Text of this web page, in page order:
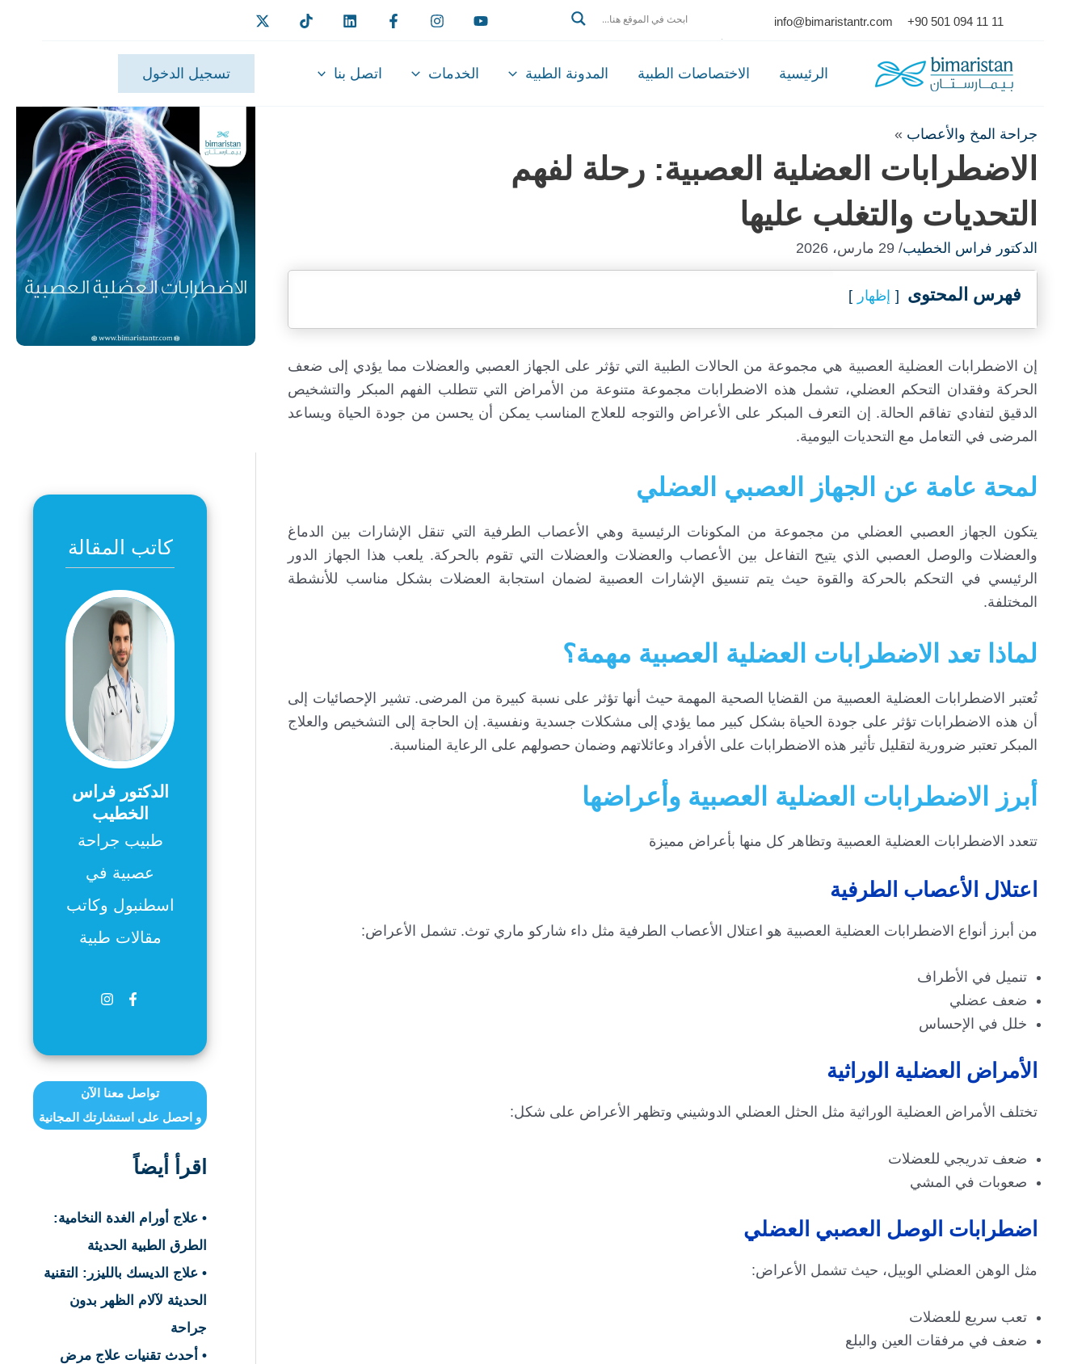
info@bimaristantr.com +90 501 094 11 11
الرئيسية الاختصاصات الطبية المدونة الطبية الخدمات اتصل بنا تسجيل الدخول
جراحة المخ والأعصاب »
الاضطرابات العضلية العصبية: رحلة لفهم
التحديات والتغلب عليها
الدكتور فراس الخطيب/ 29 مارس، 2026
فهرس المحتوى إظهار
إن الاضطرابات العضلية العصبية هي مجموعة من الحالات الطبية التي تؤثر على الجهاز العصبي والعضلات مما يؤدي إلى ضعف
الحركة وفقدان التحكم العضلي، تشمل هذه الاضطرابات مجموعة متنوعة من الأمراض التي تتطلب الفهم المبكر والتشخيص
الدقيق لتفادي تفاقم الحالة. إن التعرف المبكر على الأعراض والتوجه للعلاج المناسب يمكن أن يحسن من جودة الحياة ويساعد
المرضى في التعامل مع التحديات اليومية.
لمحة عامة عن الجهاز العصبي العضلي
يتكون الجهاز العصبي العضلي من مجموعة من المكونات الرئيسية وهي الأعصاب الطرفية التي تنقل الإشارات بين الدماغ
والعضلات والوصل العصبي الذي يتيح التفاعل بين الأعصاب والعضلات والعضلات التي تقوم بالحركة. يلعب هذا الجهاز الدور
الرئيسي في التحكم بالحركة والقوة حيث يتم تنسيق الإشارات العصبية لضمان استجابة العضلات بشكل مناسب للأنشطة
المختلفة.
لماذا تعد الاضطرابات العضلية العصبية مهمة؟
تُعتبر الاضطرابات العضلية العصبية من القضايا الصحية المهمة حيث أنها تؤثر على نسبة كبيرة من المرضى. تشير الإحصائيات إلى
أن هذه الاضطرابات تؤثر على جودة الحياة بشكل كبير مما يؤدي إلى مشكلات جسدية ونفسية. إن الحاجة إلى التشخيص والعلاج
المبكر تعتبر ضرورية لتقليل تأثير هذه الاضطرابات على الأفراد وعائلاتهم وضمان حصولهم على الرعاية المناسبة.
أبرز الاضطرابات العضلية العصبية وأعراضها
تتعدد الاضطرابات العضلية العصبية وتظاهر كل منها بأعراض مميزة
اعتلال الأعصاب الطرفية
من أبرز أنواع الاضطرابات العضلية العصبية هو اعتلال الأعصاب الطرفية مثل داء شاركو ماري توث. تشمل الأعراض:
تنميل في الأطراف
ضعف عضلي
خلل في الإحساس
الأمراض العضلية الوراثية
تختلف الأمراض العضلية الوراثية مثل الحثل العضلي الدوشيني وتظهر الأعراض على شكل:
ضعف تدريجي للعضلات
صعوبات في المشي
اضطرابات الوصل العصبي العضلي
مثل الوهن العضلي الوبيل، حيث تشمل الأعراض:
تعب سريع للعضلات
ضعف في مرفقات العين والبلع
كاتب المقالة
الدكتور فراس
الخطيب
طبيب جراحة
عصبية في
اسطنبول وكاتب
مقالات طبية
تواصل معنا الآن
و احصل على استشارتك المجانية
اقرأ أيضاً
• علاج أورام الغدة النخامية:
الطرق الطبية الحديثة
• علاج الديسك بالليزر: التقنية
الحديثة لآلام الظهر بدون
جراحة
• أحدث تقنيات علاج مرض